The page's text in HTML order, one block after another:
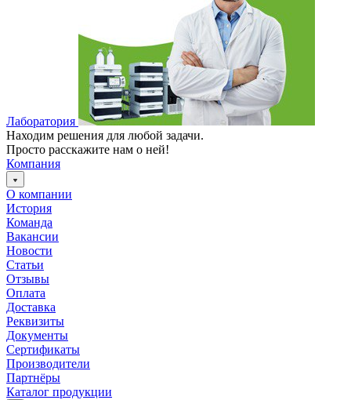
Лаборатория
Находим решения для любой задачи.
Просто расскажите нам о ней!
Компания
О компании
История
Команда
Вакансии
Новости
Статьи
Отзывы
Оплата
Доставка
Реквизиты
Документы
Сертификаты
Производители
Партнёры
Каталог продукции